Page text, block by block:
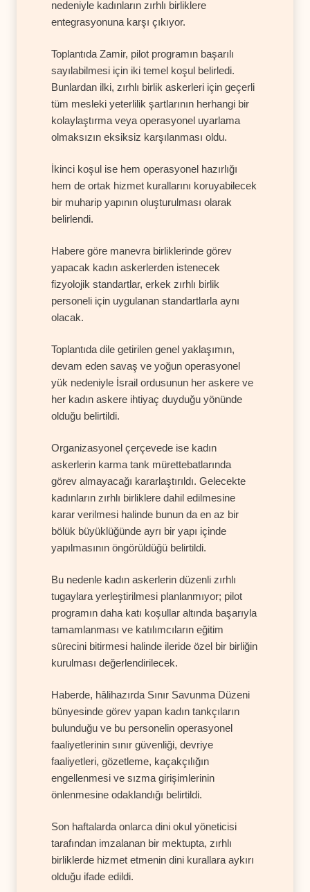
nedeniyle kadınların zırhlı birliklere
entegrasyonuna karşı çıkıyor.
Toplantıda Zamir, pilot programın başarılı
sayılabilmesi için iki temel koşul belirledi.
Bunlardan ilki, zırhlı birlik askerleri için geçerli
tüm mesleki yeterlilik şartlarının herhangi bir
kolaylaştırma veya operasyonel uyarlama
olmaksızın eksiksiz karşılanması oldu.
İkinci koşul ise hem operasyonel hazırlığı
hem de ortak hizmet kurallarını koruyabilecek
bir muharip yapının oluşturulması olarak
belirlendi.
Habere göre manevra birliklerinde görev
yapacak kadın askerlerden istenecek
fizyolojik standartlar, erkek zırhlı birlik
personeli için uygulanan standartlarla aynı
olacak.
Toplantıda dile getirilen genel yaklaşımın,
devam eden savaş ve yoğun operasyonel
yük nedeniyle İsrail ordusunun her askere ve
her kadın askere ihtiyaç duyduğu yönünde
olduğu belirtildi.
Organizasyonel çerçevede ise kadın
askerlerin karma tank mürettebatlarında
görev almayacağı kararlaştırıldı. Gelecekte
kadınların zırhlı birliklere dahil edilmesine
karar verilmesi halinde bunun da en az bir
bölük büyüklüğünde ayrı bir yapı içinde
yapılmasının öngörüldüğü belirtildi.
Bu nedenle kadın askerlerin düzenli zırhlı
tugaylara yerleştirilmesi planlanmıyor; pilot
programın daha katı koşullar altında başarıyla
tamamlanması ve katılımcıların eğitim
sürecini bitirmesi halinde ileride özel bir birliğin
kurulması değerlendirilecek.
Haberde, hâlihazırda Sınır Savunma Düzeni
bünyesinde görev yapan kadın tankçıların
bulunduğu ve bu personelin operasyonel
faaliyetlerinin sınır güvenliği, devriye
faaliyetleri, gözetleme, kaçakçılığın
engellenmesi ve sızma girişimlerinin
önlenmesine odaklandığı belirtildi.
Son haftalarda onlarca dini okul yöneticisi
tarafından imzalanan bir mektupta, zırhlı
birliklerde hizmet etmenin dini kurallara aykırı
olduğu ifade edildi.